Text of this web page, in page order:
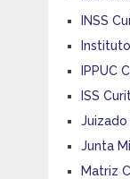
INSS
IPPUC
ISS
Junta
Matriz